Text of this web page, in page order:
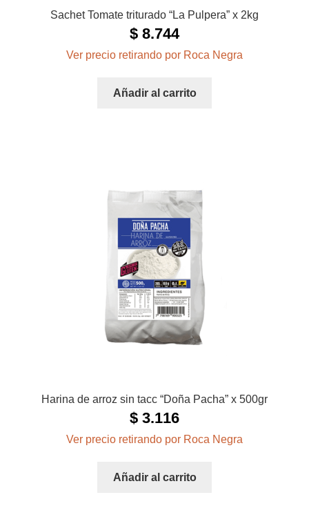
Sachet Tomate triturado “La Pulpera” x 2kg
$ 8.744
Ver precio retirando por Roca Negra
Añadir al carrito
Harina de arroz sin tacc “Doña Pacha” x 500gr
$ 3.116
Ver precio retirando por Roca Negra
Añadir al carrito